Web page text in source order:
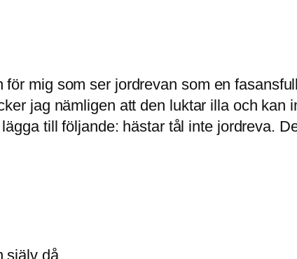
mig som ser jordrevan som en
jag nämligen att den luktar illa och kan
till följande: hästar tål inte jordreva.
då.